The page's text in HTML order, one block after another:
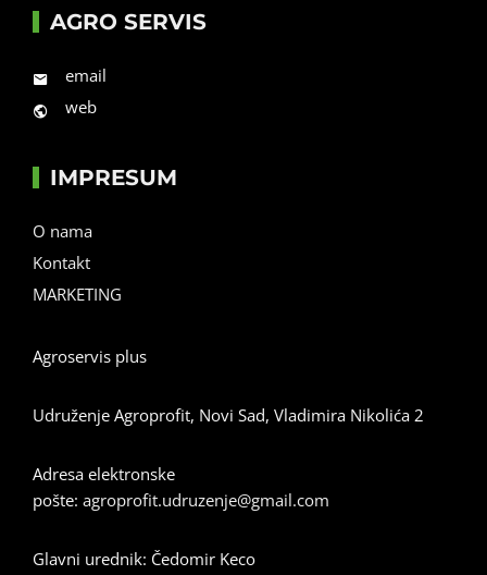
AGRO SERVIS
email
web
IMPRESUM
O nama
Kontakt
MARKETING
Agroservis plus
Udruženje Agroprofit, Novi Sad, Vladimira Nikolića 2
Adresa elektronske
pošte: agroprofit.udruzenje@gmail.com
Glavni urednik: Čedomir Keco